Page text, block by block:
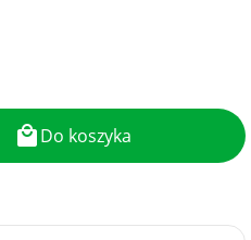
Do koszyka